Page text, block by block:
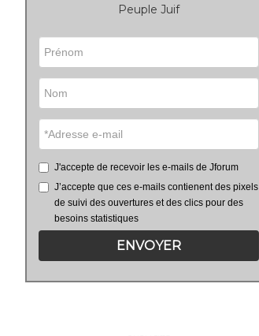
Peuple Juif
J'accepte de recevoir les e-mails de Jforum
J’accepte que ces e-mails contienent des pixels
de suivi des ouvertures et des clics pour des
besoins statistiques
ENVOYER